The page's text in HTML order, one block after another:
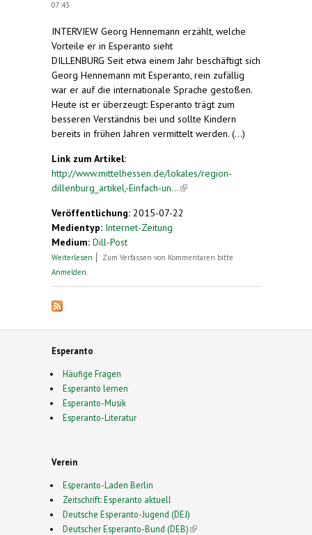
07:43
INTERVIEW Georg Hennemann erzählt, welche
Vorteile er in Esperanto sieht
DILLENBURG Seit etwa einem Jahr beschäftigt sich
Georg Hennemann mit Esperanto, rein zufällig
war er auf die internationale Sprache gestoßen.
Heute ist er überzeugt: Esperanto trägt zum
besseren Verständnis bei und sollte Kindern
bereits in frühen Jahren vermittelt werden. (...)
Link zum Artikel:
http://www.mittelhessen.de/lokales/region-
dillenburg_artikel,-Einfach-un...(link is external)
Veröffentlichung: 2015-07-22
Medientyp: Internet-Zeitung
Medium: Dill-Post
Weiterlesen über "Einfach und gehaltvoll zugleich"
Zum Verfassen von Kommentaren bitte
Anmelden
Esperanto
Häufige Fragen
Esperanto lernen
Esperanto-Musik
Esperanto-Literatur
Verein
Esperanto-Laden Berlin
Zeitschrift: Esperanto aktuell
Deutsche Esperanto-Jugend (DEJ)
Deutscher Esperanto-Bund (DEB)(link is external)